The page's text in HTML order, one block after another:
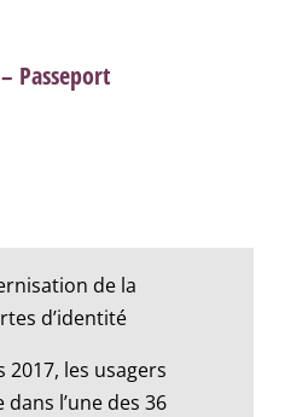
Passeport
de la
d’identité
2017, les usagers
l’une des 36